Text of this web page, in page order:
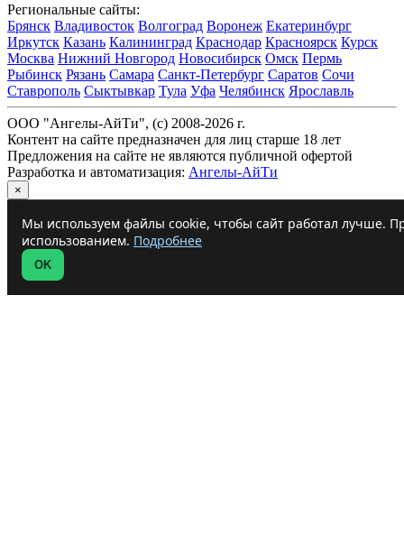
Региональные сайты:
Брянск Владивосток Волгоград Воронеж Екатеринбург
Иркутск Казань Калининград Краснодар Красноярск Курск
Москва Нижний Новгород Новосибирск Омск Пермь
Рыбинск Рязань Самара Санкт-Петербург Саратов Сочи
Ставрополь Сыктывкар Тула Уфа Челябинск Ярославль
ООО "Ангелы-АйТи", (c) 2008-2026 г.
Контент на сайте предназначен для лиц старше 18 лет
Предложения на сайте не являются публичной офертой
Разработка и автоматизация: Ангелы-АйТи
×
Мы используем файлы cookie, чтобы сайт работал лучше.
использованием. Подробнее
OK